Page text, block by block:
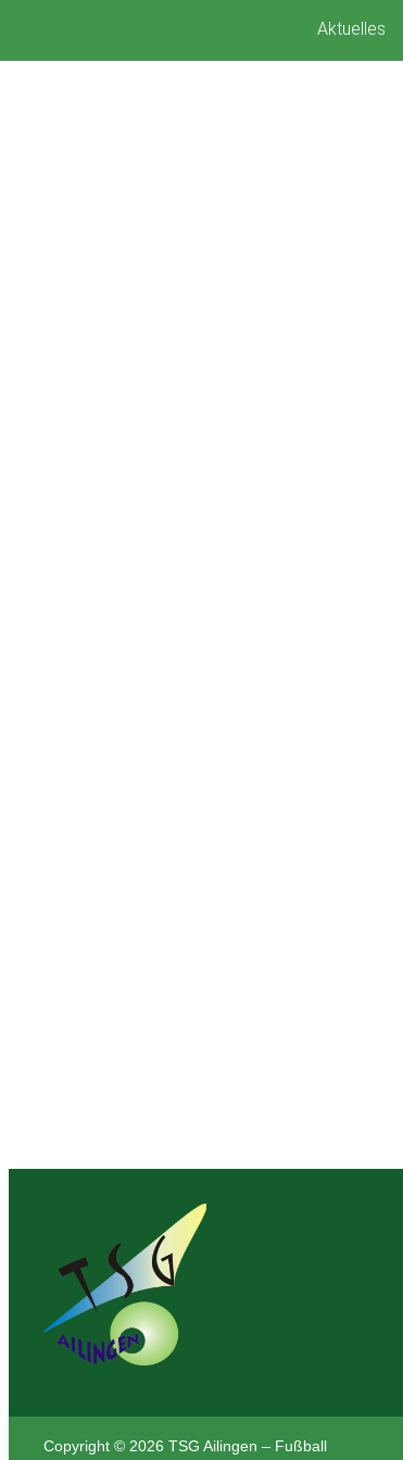
springen
Aktuelles
Copyright © 2026 TSG Ailingen – Fußball